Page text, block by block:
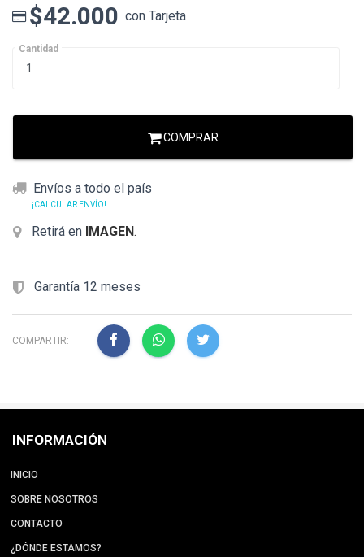
$42.000 con Tarjeta
Cantidad
COMPRAR
Envíos a todo el país
¡CALCULAR ENVÍO!
Retirá en IMAGEN.
Garantía 12 meses
COMPARTIR:
INFORMACIÓN
INICIO
SOBRE NOSOTROS
CONTACTO
¿DÓNDE ESTAMOS?